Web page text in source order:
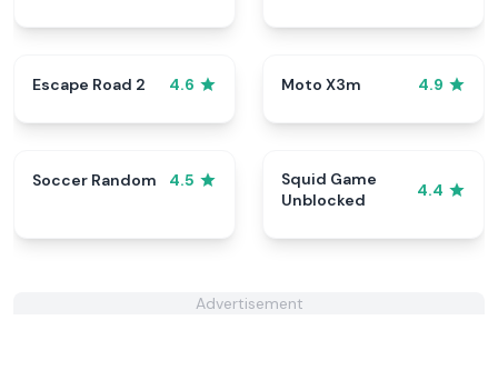
Escape Road 2 4.6 Moto X3m 4.9
Soccer Random 4.5
Squid Game
Unblocked
4.4
Advertisement